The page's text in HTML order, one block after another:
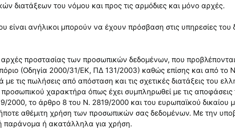
διατάξεων του νόμου και προς τις αρμόδιες και μόνο αρχές.
ανήλικοι μπορούν να έχουν πρόσβαση στις υπηρεσίες του
προστασίας των προσωπικών δεδομένων, που
(Οδηγία 2000/31/ΕΚ, ΠΔ 131/2003) καθώς επίσης και από το
τις πωλήσεις από απόσταση και τις σχετικές διατάξεις του
χαρακτήρα όπως έχει συμπληρωθεί με τις
το άρθρο 8 του Ν. 2819/2000 και του ευρωπαϊκού δικαίου
αθέμιτη χρήση των προσωπικών σας δεδομένων. Με την
ή παράνομα ή ακατάλληλα για χρήση.